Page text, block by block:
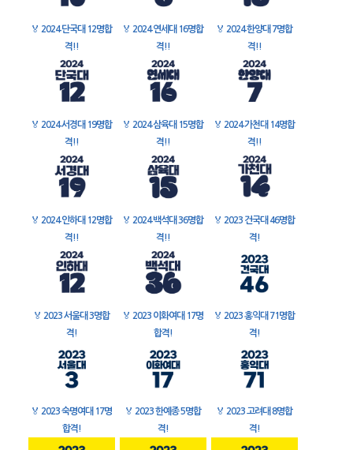
🏅 2024 단국대 12명합
격!!
🏅 2024 연세대 16명합
격!!
🏅 2024 한양대 7명합
격!!
🏅 2024 서경대 19명합
격!!
🏅 2024 삼육대 15명합
격!!
🏅 2024 가천대 14명합
격!!
🏅 2024 인하대 12명합
격!!
🏅 2024 백석대 36명합
격!!
🏅 2023 건국대 46명합
격!
🏅 2023 서울대 3명합
격!
🏅 2023 이화여대 17명
합격!
🏅 2023 홍익대 71명합
격!
🏅 2023 숙명여대 17명
합격!
🏅 2023 한예종 5명합
격!
🏅 2023 고려대 8명합
격!